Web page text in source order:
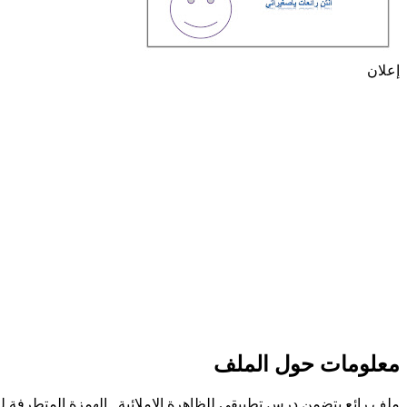
إعلان
معلومات حول الملف
ملف رائع يتضمن درس تطبيقي للظاهرة الاملائية _الهمزة